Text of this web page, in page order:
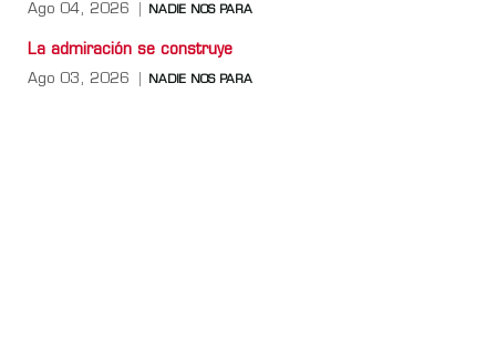
Ago 04, 2026 NADIE NOS PARA
La admiración se construye
Ago 03, 2026 NADIE NOS PARA